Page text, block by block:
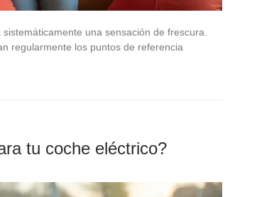
una sensación de frescura.
regularmente los puntos de referencia
tu coche eléctrico?